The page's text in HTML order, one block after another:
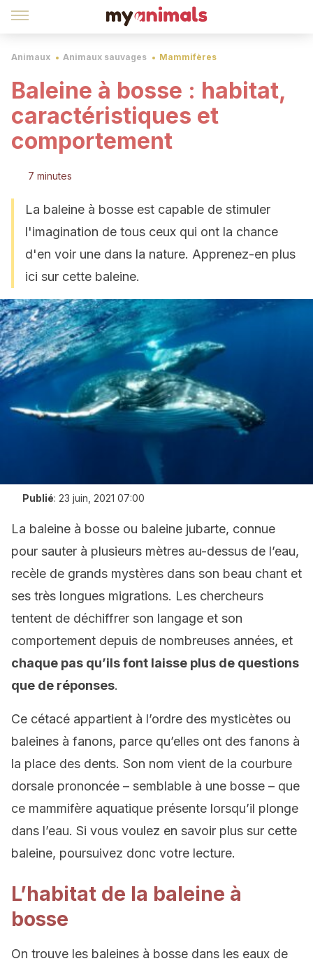
Animaux Animaux sauvages Mammifères
Baleine à bosse : habitat,
caractéristiques et
comportement
7 minutes
La baleine à bosse est capable de stimuler
l'imagination de tous ceux qui ont la chance
d'en voir une dans la nature. Apprenez-en plus
ici sur cette baleine.
Publié: 23 juin, 2021 07:00
La baleine à bosse ou baleine jubarte, connue
pour sauter à plusieurs mètres au-dessus de l’eau,
recèle de grands mystères dans son beau chant et
ses très longues migrations. Les chercheurs
tentent de déchiffrer son langage et son
comportement depuis de nombreuses années, et
chaque pas qu’ils font laisse plus de questions
que de réponses.
Ce cétacé appartient à l’ordre des mysticètes ou
baleines à fanons, parce qu’elles ont des fanons à
la place des dents. Son nom vient de la courbure
dorsale prononcée – semblable à une bosse – que
ce mammifère aquatique présente lorsqu’il plonge
dans l’eau. Si vous voulez en savoir plus sur cette
baleine, poursuivez donc votre lecture.
L’habitat de la baleine à
bosse
On trouve les baleines à bosse dans les eaux de